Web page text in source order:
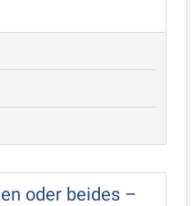
oder beides –